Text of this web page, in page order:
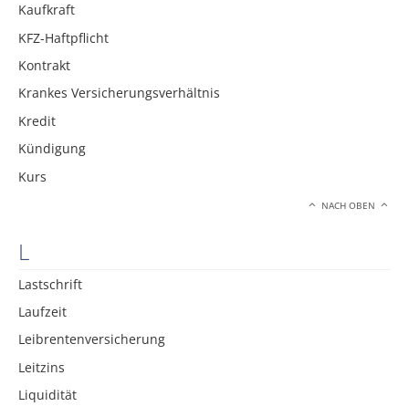
Kaufkraft
KFZ-Haftpflicht
Kontrakt
Krankes Versicherungsverhältnis
Kredit
Kündigung
Kurs
NACH OBEN
L
Lastschrift
Laufzeit
Leibrentenversicherung
Leitzins
Liquidität